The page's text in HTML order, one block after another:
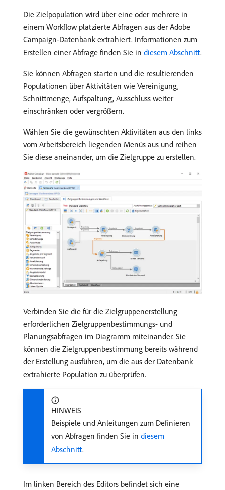
Die Zielpopulation wird über eine oder mehrere in
einem Workflow platzierte Abfragen aus der Adobe
Campaign-Datenbank extrahiert. Informationen zum
Erstellen einer Abfrage finden Sie in diesem Abschnitt.
Sie können Abfragen starten und die resultierenden
Populationen über Aktivitäten wie Vereinigung,
Schnittmenge, Aufspaltung, Ausschluss weiter
einschränken oder vergrößern.
Wählen Sie die gewünschten Aktivitäten aus den links
vom Arbeitsbereich liegenden Menüs aus und reihen
Sie diese aneinander, um die Zielgruppe zu erstellen.
Verbinden Sie die für die Zielgruppenerstellung
erforderlichen Zielgruppenbestimmungs- und
Planungsabfragen im Diagramm miteinander. Sie
können die Zielgruppenbestimmung bereits während
der Erstellung ausführen, um die aus der Datenbank
extrahierte Population zu überprüfen.
HINWEIS
Beispiele und Anleitungen zum Definieren
von Abfragen finden Sie in diesem
Abschnitt.
Im linken Bereich des Editors befindet sich eine